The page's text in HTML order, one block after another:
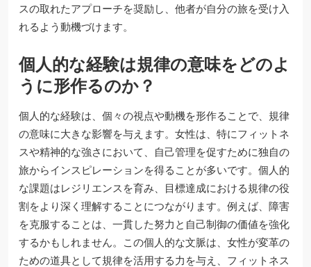
スの取れたアプローチを奨励し、他者が自分の旅を受け入
れるよう動機づけます。
個人的な経験は規律の意味をどのよ
うに形作るのか？
個人的な経験は、個々の視点や動機を形作ることで、規律
の意味に大きな影響を与えます。女性は、特にフィットネ
スや精神的な強さにおいて、自己管理を促すために独自の
旅からインスピレーションを得ることが多いです。個人的
な課題はレジリエンスを育み、目標達成における規律の役
割をより深く理解することにつながります。例えば、障害
を克服することは、一貫した努力と自己制御の価値を強化
するかもしれません。この個人的な文脈は、女性が変革の
ための道具として規律を活用する力を与え、フィットネス